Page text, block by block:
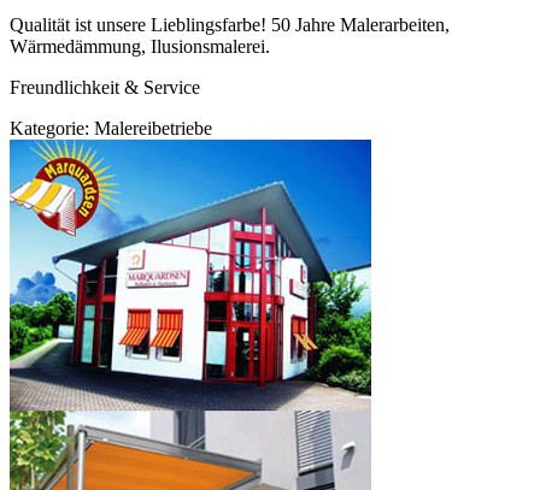
Qualität ist unsere Lieblingsfarbe! 50 Jahre Malerarbeiten,
Wärmedämmung, Ilusionsmalerei.
Freundlichkeit & Service
Kategorie: Malereibetriebe